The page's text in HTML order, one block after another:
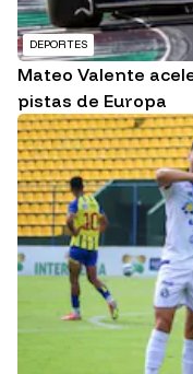
DEPORTES
Mateo Valente
pistas de Europa